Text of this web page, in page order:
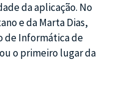
da aplicação. No
e da Marta Dias,
de Informática de
o primeiro lugar da